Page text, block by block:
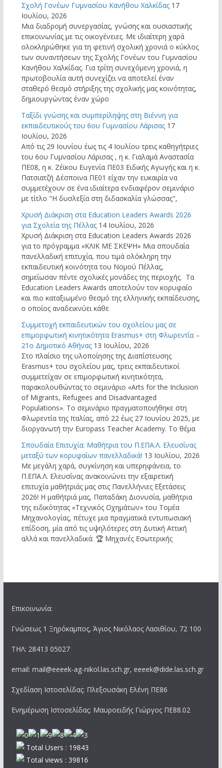
Σχολή Γονέων Γυμνασίου Κανήθου Χαλκίδας 17
Ιουλίου, 2026
Μια διαδρομή συνεργασίας, γνώσης και ουσιαστικής
επικοινωνίας με τις οικογένειες. Με ιδιαίτερη χαρά
ολοκληρώθηκε για τη φετινή σχολική χρονιά ο κύκλος
των συναντήσεων της Σχολής Γονέων του Γυμνασίου
Κανήθου Χαλκίδας. Για τρίτη συνεχόμενη χρονιά, η
πρωτοβουλία αυτή συνεχίζει να αποτελεί έναν
σταθερό θεσμό στήριξης της σχολικής μας κοινότητας,
δημιουργώντας έναν χώρο
Ταξίδι γνώσης και συμπερίληψης στη Βιέννη για
εκπαιδευτικούς του 6ου Γυμνασίου Λάρισας 17
Ιουλίου, 2026
Από τις 29 Ιουνίου έως τις 4 Ιουλίου τρεις καθηγήτριες
του 6ου Γυμνασίου Λάρισας , η κ. Γιαλαμά Αναστασία
ΠΕ08, η κ. Ζέϊκου Ευγενία ΠΕ03 Ειδικής Αγωγής και η κ.
Πατσιατζή Δέσποινα ΠΕ01 είχαν την ευκαιρία να
συμμετέχουν σε ένα ιδιαίτερα ενδιαφέρον σεμινάριο
με τίτλο "Η δυσλεξία στη διδασκαλία γλώσσας",
Χρυσή Διάκριση στα Education Leaders Awards 2026
για Σχολεία της Πέλλας 14 Ιουλίου, 2026
Χρυσή Διάκριση στα Education Leaders Awards 2026
για το πρόγραμμα «ΚΛΙΚ ΜΕ ΣΚΕΨΗ» Μια σπουδαία
πανελλαδική επιτυχία, που τιμά ολόκληρη την
εκπαιδευτική κοινότητα του Νομού Πέλλας,
σημείωσαν πέντε σχολικές μονάδες της περιοχής. Τα
Education Leaders Awards αποτελούν τον κορυφαίο
και πιο καταξιωμένο θεσμό της ελληνικής εκπαίδευσης,
ο οποίος αναδεικνύει κάθε
Συμμετοχή εκπαιδευτικών του σχολείου μας σε
επιμορφωτική κινητικότητα Erasmus+ στη Φλωρεντία –
21ο Δημοτικό Αθήνας 13 Ιουλίου, 2026
Στο πλαίσιο της υλοποίησης της Διαπίστευσης
Erasmus+ του σχολείου μας, τρεις εκπαιδευτικοί
συμμετείχαν σε επιμορφωτική κινητικότητα,
παρακολουθώντας το σεμινάριο «Arts for the Inclusion
of Migrants, Refugees and Disadvantaged
Populations». Το σεμινάριο πραγματοποιήθηκε στη
Φλωρεντία της Ιταλίας, από 22 έως 27 Ιουνίου 2025, με
διοργανωτή την Europass Teacher Academy. Το θέμα
Σπουδαία Επιτυχία: Μαθήτρια του Π.ΕΠΑ.Λ. Ελευσίνας
μεταξύ των κορυφαίων πανελλαδικά! 13 Ιουλίου, 2026
Με μεγάλη χαρά, συγκίνηση και υπερηφάνεια, το
Π.ΕΠΑ.Λ. Ελευσίνας ανακοινώνει την εξαιρετική
επιτυχία μαθήτριάς μας στις Πανελλήνιες Εξετάσεις
2026! Η μαθήτριά μας, Παπαδάκη Διονυσία, μαθήτρια
της ειδικότητας «Τεχνικός Οχημάτων» του Τομέα
Μηχανολογίας, πέτυχε μια πραγματικά εντυπωσιακή
επίδοση, μία από τις υψηλότερες στη Δυτική Αττική
αλλά και πανελλαδικά: 🏆 Μηχανές Εσωτερικής
Επικοινωνία:
Γνώσεως 1 Ξηρόκαμπος, Άγιος Νικόλαος Λασιθίου, 72 100
ΤΗΛ: 28413 05027
email: mail@eeeek-ag-nikol.las.sch.gr, eeeek@dide.las.sch.gr
Σχεδίαση Ιστοσελίδας: Πλεξουσάκη Ελένη ΠΕ86
Ενημέρωση Ιστοσελίδας: Μαυροειδής Γιώργος ΠΕ88.02
Total Users : 19843
Total views : 39816